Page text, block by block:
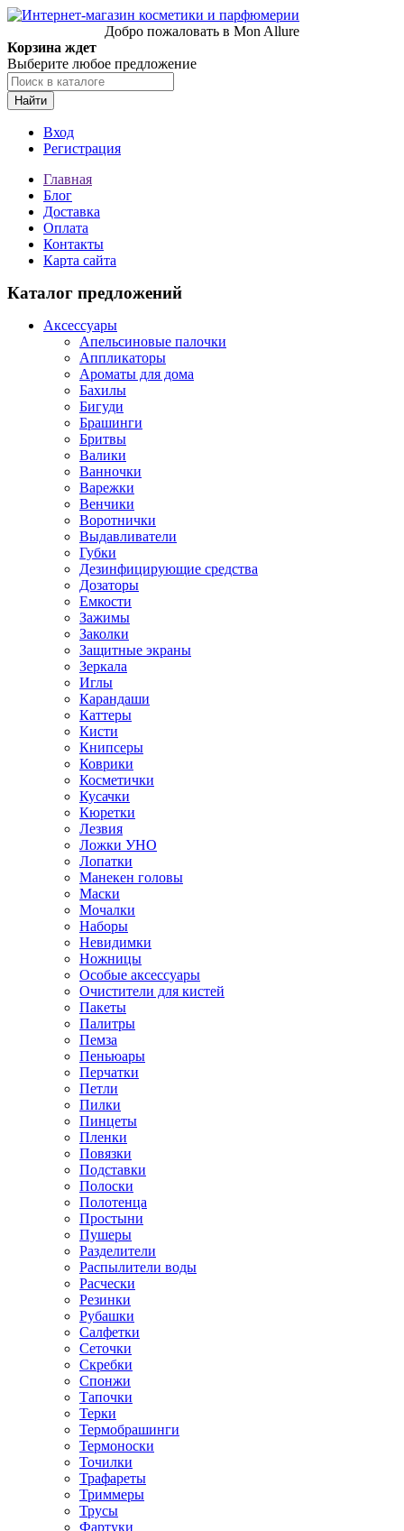
Добро пожаловать в Mon Allure
Корзина ждет
Выберите любое предложение
Найти
Вход
Регистрация
Главная
Блог
Доставка
Оплата
Контакты
Карта сайта
Каталог предложений
Аксессуары
Апельсиновые палочки
Аппликаторы
Ароматы для дома
Бахилы
Бигуди
Брашинги
Бритвы
Валики
Ванночки
Варежки
Венчики
Воротнички
Выдавливатели
Губки
Дезинфицирующие средства
Дозаторы
Емкости
Зажимы
Заколки
Защитные экраны
Зеркала
Иглы
Карандаши
Каттеры
Кисти
Книпсеры
Коврики
Косметички
Кусачки
Кюретки
Лезвия
Ложки УНО
Лопатки
Манекен головы
Маски
Мочалки
Наборы
Невидимки
Ножницы
Особые аксессуары
Очистители для кистей
Пакеты
Палитры
Пемза
Пеньюары
Перчатки
Петли
Пилки
Пинцеты
Пленки
Повязки
Подставки
Полоски
Полотенца
Простыни
Пушеры
Разделители
Распылители воды
Расчески
Резинки
Рубашки
Салфетки
Сеточки
Скребки
Спонжи
Тапочки
Терки
Термобрашинги
Термоноски
Точилки
Трафареты
Триммеры
Трусы
Фартуки